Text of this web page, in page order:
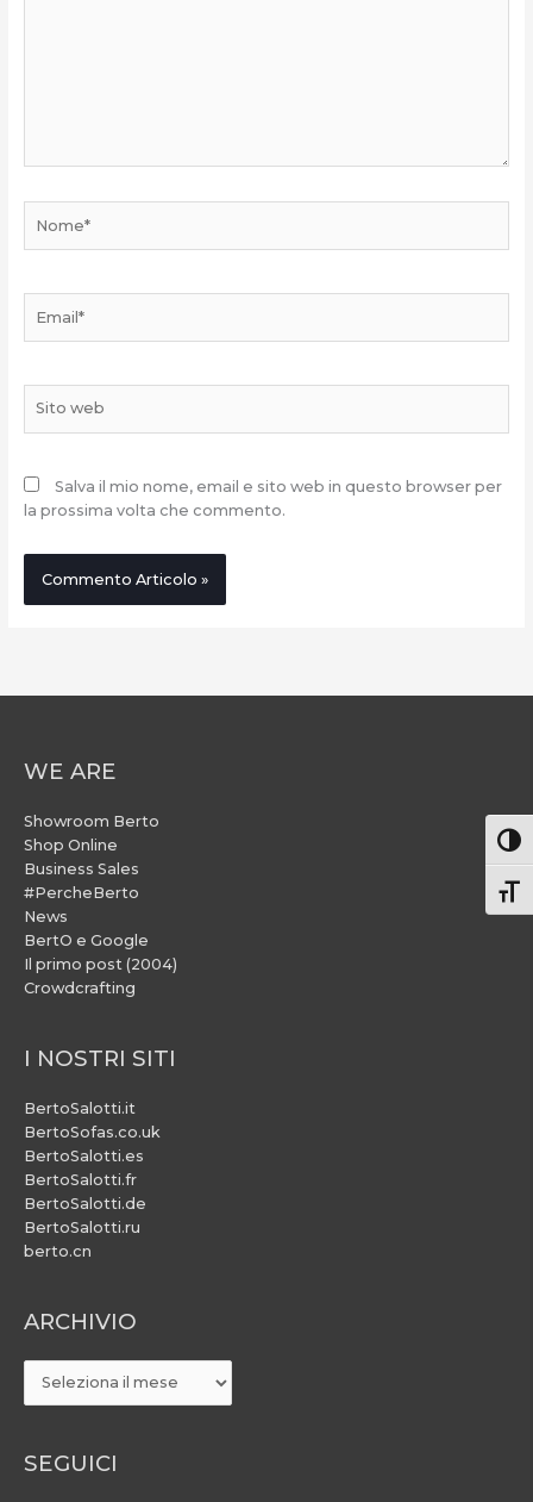
web
Salva il mio nome, email e sito web in questo browser per
la prossima volta che commento.
WE ARE
Showroom Berto
Shop Online
Business Sales
#PercheBerto
News
BertO e Google
Il primo post (2004)
Crowdcrafting
I NOSTRI SITI
BertoSalotti.it
BertoSofas.co.uk
BertoSalotti.es
BertoSalotti.fr
BertoSalotti.de
BertoSalotti.ru
berto.cn
ARCHIVIO
ARCHIVIO
SEGUICI